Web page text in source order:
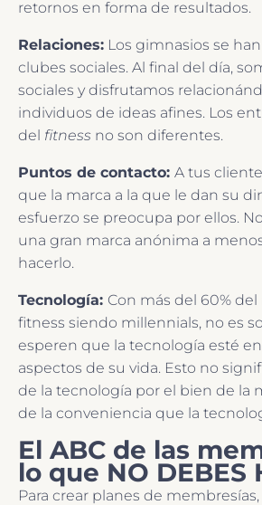
retornos en forma de resultados.
Relaciones: Los gimnasios se
clubes sociales. Al final del día,
sociales y disfrutamos
individuos de ideas afines. Los
del fitness no son diferentes.
Puntos de contacto: A tus
que la marca a la que le dan su
esfuerzo se preocupa por ellos.
una gran marca anónima a
hacerlo.
Tecnología: Con más del 60%
fitness siendo millennials, no es
esperen que la tecnología esté
aspectos de su vida. Esto no
de la tecnología por el bien de la
de la conveniencia que la
El ABC de las
lo que NO DEBES
Para crear planes de